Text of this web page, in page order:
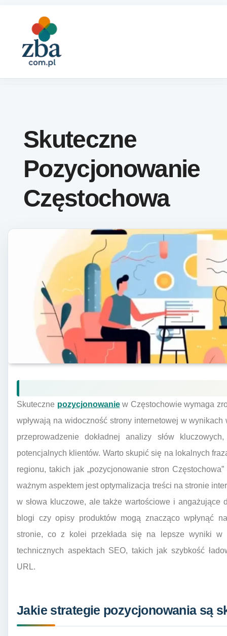
Skuteczne
Pozycjonowanie
Częstochowa
Skuteczne pozycjonowaniew Częstochowie wymaga
wpływają na widoczność strony internetowej w
przeprowadzenie dokładnej analizy słów
potencjalnych klientów. Warto skupić się na lokalnych
regionu, takich jak „pozycjonowanie stron
ważnym aspektem jest optymalizacja treści na stronie
w słowa kluczowe, ale także wartościowe i angażujące
blogi czy opisy produktów mogą znacząco wpłynąć
stronie, co z kolei przekłada się na lepsze wyniki w
technicznych aspektach SEO, takich jak szybkość
URL.
Jakie strategie pozycjonowania są